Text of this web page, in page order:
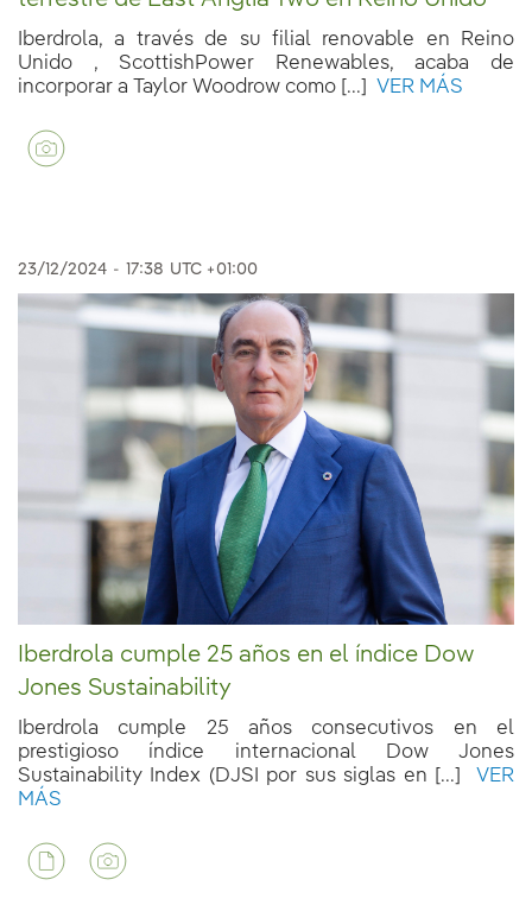
Iberdrola, a través de su filial renovable en Reino
Unido , ScottishPower Renewables, acaba de
incorporar a Taylor Woodrow como [...]
VER MÁS
23/12/2024 - 17:38 UTC +01:00
Iberdrola cumple 25 años en el índice Dow
Jones Sustainability
Iberdrola cumple 25 años consecutivos en el
prestigioso índice internacional Dow Jones
Sustainability Index (DJSI por sus siglas en [...]
VER
MÁS